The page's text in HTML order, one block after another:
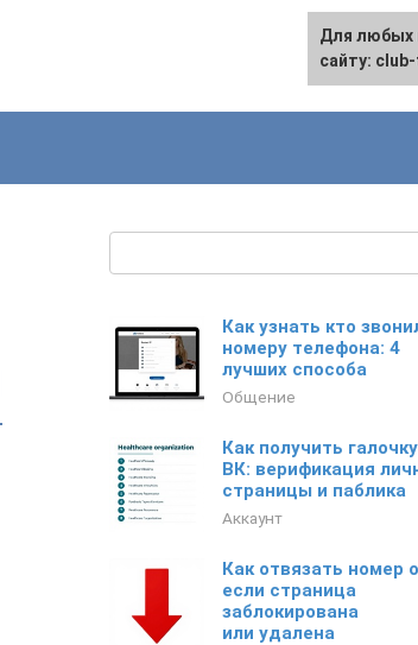
Как узнать кто
номеру телефона: 4
лучших способа
Общение
Как получить
ВК: верификация
страницы и паблика
Аккаунт
Как отвязать номер
если страница
заблокирована
или удалена
Для любых
сайту: